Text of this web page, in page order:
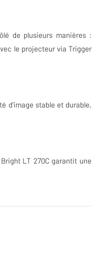
de plusieurs manières :
le projecteur via Trigger
d’image stable et durable,
LT 270C garantit une